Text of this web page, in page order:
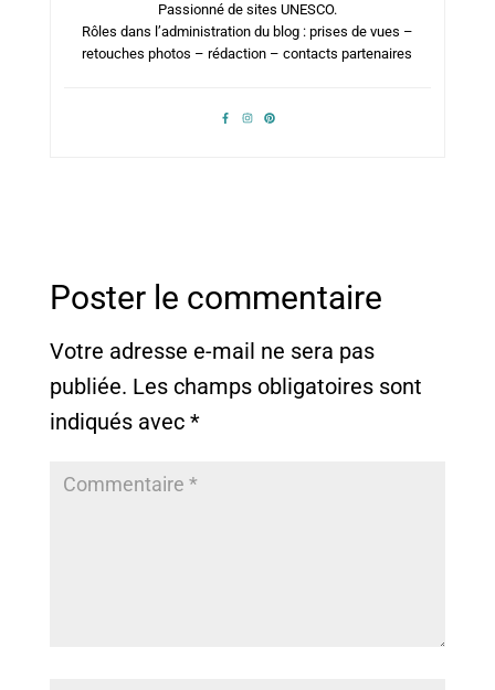
Passionné de sites UNESCO.
Rôles dans l’administration du blog : prises de vues –
retouches photos – rédaction – contacts partenaires
Poster le commentaire
Votre adresse e-mail ne sera pas
publiée. Les champs obligatoires sont
indiqués avec *